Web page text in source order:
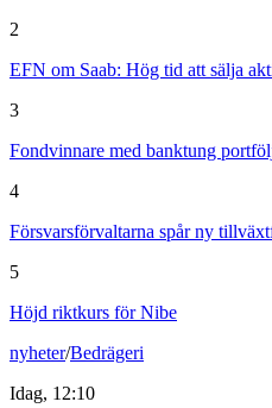
2
EFN om Saab: Hög tid att sälja
3
Fondvinnare med banktung
4
Försvarsförvaltarna spår ny
5
Höjd riktkurs för Nibe
nyheter/Bedrägeri
Idag, 12:10